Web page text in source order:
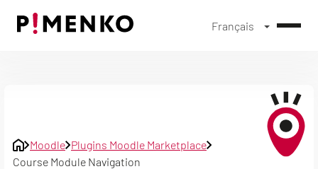
Français
Moodle Plugins Moodle Marketplace
Course Module Navigation